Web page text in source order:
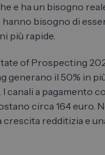
e ha un bisogno
bisogno di
più rapide.
of Prospecting
il 50% in
canali a pagamento
circa 164 euro.
crescita redditizia e